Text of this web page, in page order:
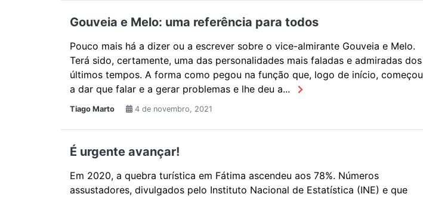
Gouveia e Melo: uma referência para todos
Pouco mais há a dizer ou a escrever sobre o vice-almirante Gouveia e Melo.
Terá sido, certamente, uma das personalidades mais faladas e admiradas dos
últimos tempos. A forma como pegou na função que, logo de início, começou
a dar que falar e a gerar problemas e lhe deu a...
Tiago Marto 4 de novembro, 2021
É urgente avançar!
Em 2020, a quebra turística em Fátima ascendeu aos 78%. Números
assustadores, divulgados pelo Instituto Nacional de Estatística (INE) e que